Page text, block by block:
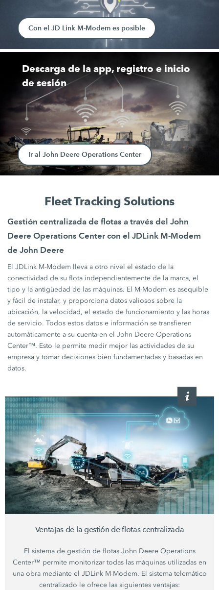
Con el JD Link M-Modem es posible
Descarga de la app, registro e inicio
de sesión
Ir al John Deere Operations Center
Fleet Tracking Solutions
Gestión centralizada de flotas a través del John
Deere Operations Center con el JDLink M-Modem
de John Deere
El JDLink M-Modem lleva a otro nivel el estado de la
conectividad de su flota independientemente de la marca, el
tipo y la antigüedad de las máquinas. El M-Modem es asequible
y fácil de instalar, y proporciona datos valiosos sobre la
ubicación, la velocidad, el estado de funcionamiento y las horas
de servicio. Todos estos datos e información se transfieren
automáticamente a su cuenta en el John Deere Operations
Center™. Esto le permite medir mejor las actividades de su
empresa y tomar decisiones bien fundamentadas y basadas en
datos.
Ventajas de la gestión de flotas centralizada
El sistema de gestión de flotas John Deere Operations
Center™ permite monitorizar todas las máquinas utilizadas en
una obra mediante el JDLink M-Modem. El sistema telemático
centralizado le ofrece las siguientes ventajas: